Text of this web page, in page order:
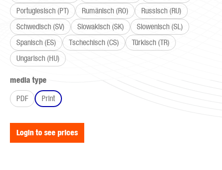
Portugiesisch (PT)
Rumänisch (RO)
Russisch (RU)
Schwedisch (SV)
Slowakisch (SK)
Slowenisch (SL)
Spanisch (ES)
Tschechisch (CS)
Türkisch (TR)
Ungarisch (HU)
Select
media type
PDF
Print
Login to see prices